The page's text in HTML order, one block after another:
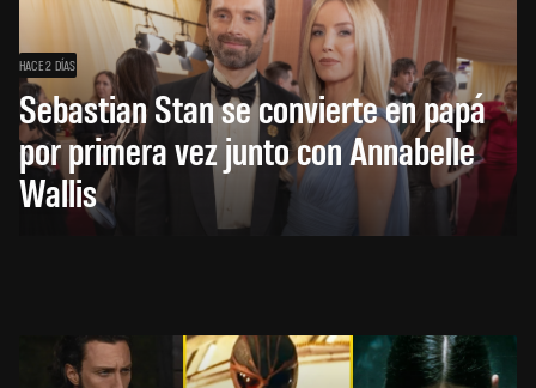
HACE 2 DÍAS
Sebastian Stan se convierte en papá
por primera vez junto con Annabelle
Wallis